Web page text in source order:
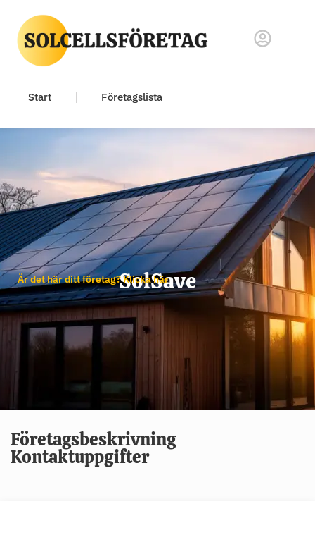
Start Företagslista
SolSave
Är det här ditt företag? Klicka här
Företagsbeskrivning
Kontaktuppgifter